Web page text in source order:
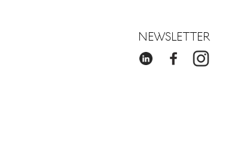
NEWSLETTER